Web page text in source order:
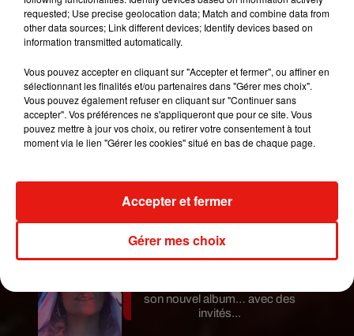
Publié : 20 avril 2020 à 12h23 par A.L.
voisins témoins de la scène."Comme si
organiser une fête en période de confinement
n’était déjà pas assez grave, il leur a fallu tirer
des feux d’artifice. Sans doute pour prouver à
tout le monde à quel point ils n’ont peur de rien.
Criminel !", ont-ils déploré.
Le fourmilier géant fait son retour
son nouvel album… avec des
invités...
requested; Use precise geolocation data; Match and combine data from
other data sources; Link different devices; Identify devices based on
information transmitted automatically.
Vous pouvez accepter en cliquant sur "Accepter et fermer", ou affiner en
sélectionnant les finalités et/ou partenaires dans "Gérer mes choix".
Vous pouvez également refuser en cliquant sur "Continuer sans
accepter". Vos préférences ne s'appliqueront que pour ce site. Vous
pouvez mettre à jour vos choix, ou retirer votre consentement à tout
moment via le lien "Gérer les cookies" situé en bas de chaque page.
Gérer mes choix
Accepter et fermer